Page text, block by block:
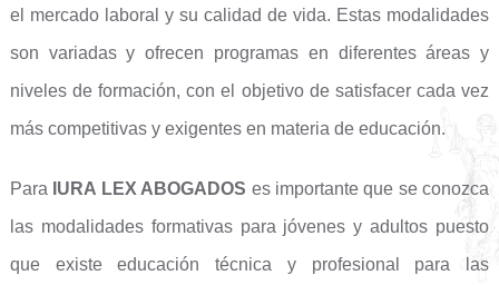
el mercado laboral y su calidad de vida. Estas modalidades
son variadas y ofrecen programas en diferentes áreas y
niveles de formación, con el objetivo de satisfacer cada vez
más competitivas y exigentes en materia de educación.
Para IURA LEX ABOGADOS es importante que se conozca
las modalidades formativas para jóvenes y adultos puesto
que existe educación técnica y profesional para las